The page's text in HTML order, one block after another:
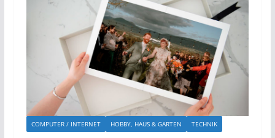
COMPUTER / INTERNET HOBBY, HAUS & GARTEN TECHNIK